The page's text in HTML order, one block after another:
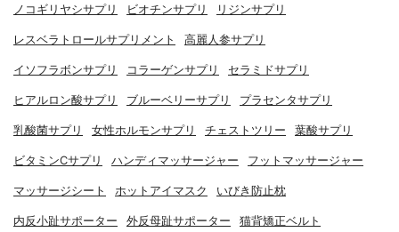
ノコギリヤシサプリ ビオチンサプリ リジンサプリ
レスベラトロールサプリメント 高麗人参サプリ
イソフラボンサプリ コラーゲンサプリ セラミドサプリ
ヒアルロン酸サプリ ブルーベリーサプリ プラセンタサプリ
乳酸菌サプリ 女性ホルモンサプリ チェストツリー 葉酸サプリ
ビタミンCサプリ ハンディマッサージャー フットマッサージャー
マッサージシート ホットアイマスク いびき防止枕
内反小趾サポーター 外反母趾サポーター 猫背矯正ベルト